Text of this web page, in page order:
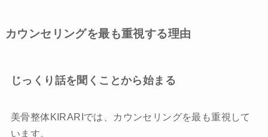
カウンセリングを最も重視する理由
じっくり話を聞くことから始まる
美骨整体KIRARIでは、カウンセリングを最も重視して
います。